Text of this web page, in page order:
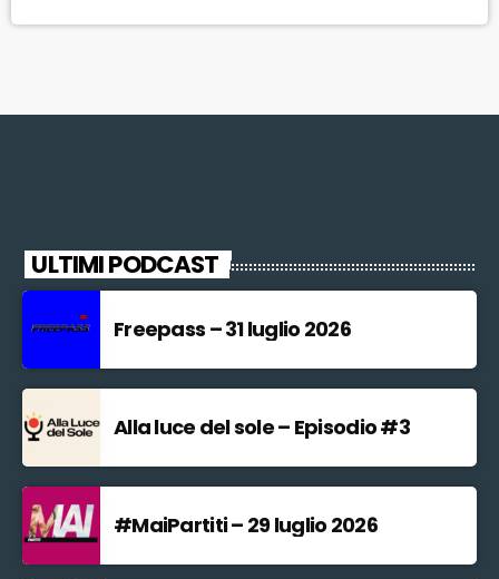
ULTIMI PODCAST
Freepass – 31 luglio 2026
Alla luce del sole – Episodio #3
#MaiPartiti – 29 luglio 2026